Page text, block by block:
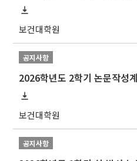
보건대학원
공지사항
보건대학원
공지사항